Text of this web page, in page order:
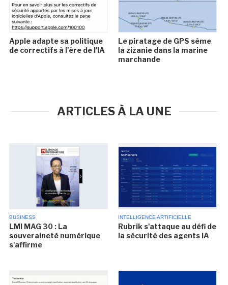
Apple adapte sa politique
de correctifs à l'ère de l'IA
Le piratage de GPS sème
la zizanie dans la marine
marchande
ARTICLES À LA UNE
BUSINESS
LMI MAG 30 : La
souveraineté numérique
s'affirme
INTELLIGENCE ARTIFICIELLE
Rubrik s'attaque au défi de
la sécurité des agents IA